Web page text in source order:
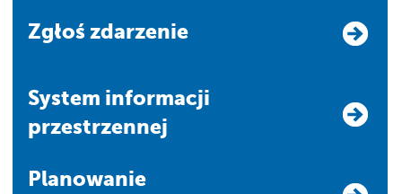
Zgłoś zdarzenie
system informacji
przestrzennej
Planowanie